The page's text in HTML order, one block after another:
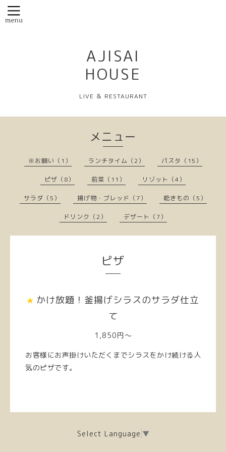
AJISAI
HOUSE
LIVE ＆ RESTAURANT
メニュー
※お願い（1） ランチタイム（2） パスタ（15）
ピザ（8） 前菜（11） リゾット（4）
サラダ（5） 揚げ物・ブレッド（7） 乾きもの（5）
ドリンク（2） デザート（7）
ピザ
かけ放題！釜揚げシラスのサラダ仕立
て
1,850円～
お客様にお声掛けいただくまでシラスをかけ続ける人
気のピザです。
Select Language ▼